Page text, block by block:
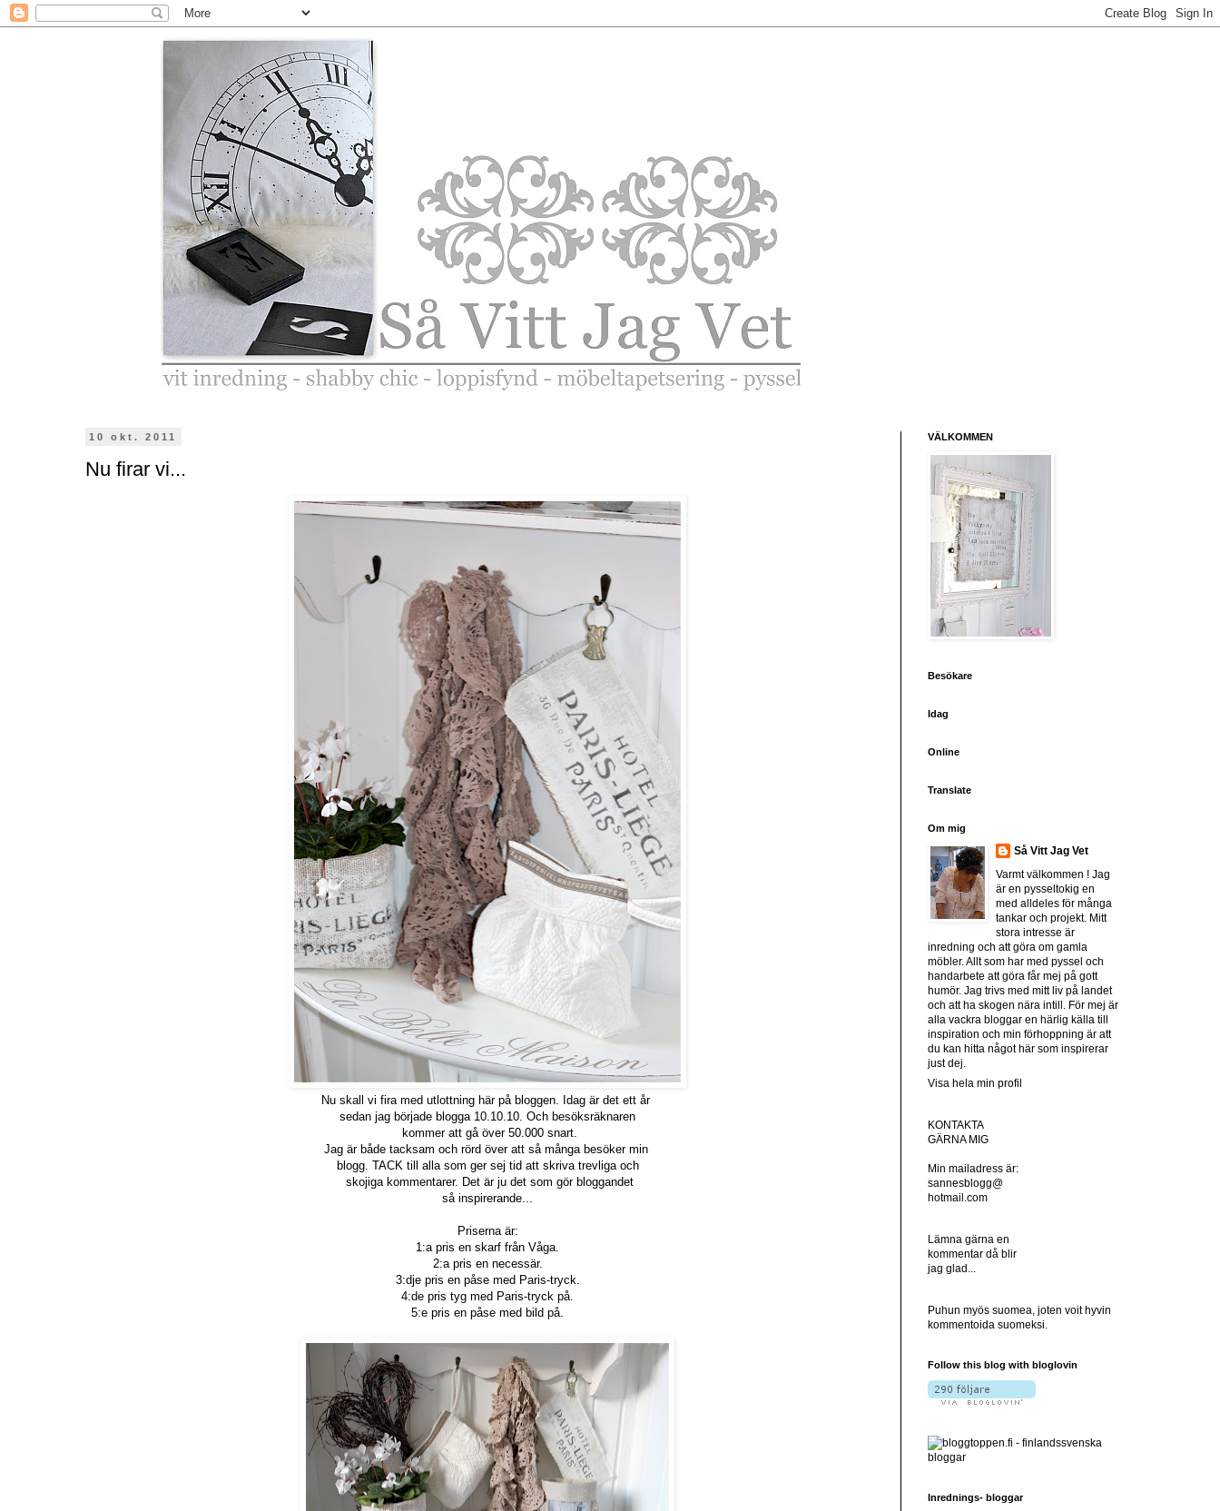
10 okt. 2011
Nu firar vi...
Nu skall vi fira med utlottning här på bloggen. Idag är det ett år
sedan jag började blogga 10.10.10. Och besöksräknaren
kommer att gå över 50.000 snart.
Jag är både tacksam och rörd över att så många besöker min
blogg. TACK till alla som ger sej tid att skriva trevliga och
skojiga kommentarer. Det är ju det som gör bloggandet
så inspirerande...
Priserna är:
1:a pris en skarf från Våga.
2:a pris en necessär.
3:dje pris en påse med Paris-tryck.
4:de pris tyg med Paris-tryck på.
5:e pris en påse med bild på.
VÄLKOMMEN
Besökare
Idag
Online
Translate
Om mig
Så Vitt Jag Vet
Varmt välkommen ! Jag
är en pysseltokig en
med alldeles för många
tankar och projekt. Mitt
stora intresse är
inredning och att göra om gamla
möbler. Allt som har med pyssel och
handarbete att göra får mej på gott
humör. Jag trivs med mitt liv på landet
och att ha skogen nära intill. För mej är
alla vackra bloggar en härlig källa till
inspiration och min förhoppning är att
du kan hitta något här som inspirerar
just dej.
Visa hela min profil
KONTAKTA
GÄRNA MIG
Min mailadress är:
sannesblogg@
hotmail.com
Lämna gärna en
kommentar då blir
jag glad...
Puhun myös suomea, joten voit hyvin
kommentoida suomeksi.
Follow this blog with bloglovin
Inrednings- bloggar